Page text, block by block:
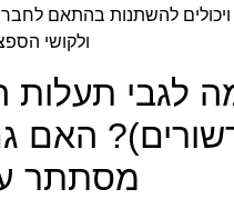
ויכולים להשתנות בהתאם
ולקושי
לגבי תעלות
האם
מסתתר